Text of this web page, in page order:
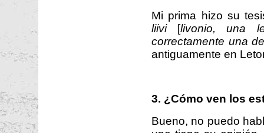
Mi prima hizo su
liivi[livonio, una
correctamente una
antiguamente en
3. ¿Cómo ven los
Bueno, no puedo